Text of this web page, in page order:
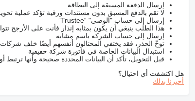
إرسال الدفعة المسبقة إلى البطاقة
لا تقم بالدفع المسبق بدون مستندات ورقية تؤكد عملية
إرسال إلى حساب "الوصي" “Trustee”
هذا الطلب ينبغي أن يكون بمثابه إنذار فأنت على الأرجح
إرسال إلى حساب الشركة باسم مشابه
توخّ الحذر، فقد يختفي المحتالون أنفسهم أيضًا خلف
استبدال البيانات الخاصة في فاتورة شركة حقيقية
قبل التحويل، تأكد أن البيانات المحددة صحيحة وأنها ترتبط
هل اكتشفت أي احتيال؟
أخبرنا بذلك